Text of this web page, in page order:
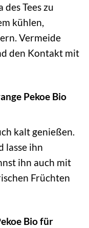
Tees zu
kühlen,
Vermeide
den Kontakt mit
Pekoe Bio
kalt genießen.
lasse ihn
ihn auch mit
Früchten
Bio für